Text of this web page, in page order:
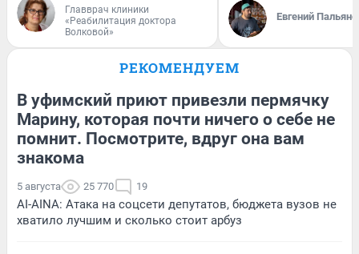
Главврач клиники
«Реабилитация доктора
Волковой»
Евгений
РЕКОМЕНДУЕМ
В уфимский приют привезли пермячку
Марину, которая почти ничего о себе не
помнит. Посмотрите, вдруг она вам
знакома
5 августа 25 770 19
AI-AINA: Атака на соцсети депутатов, бюджета вузов не
хватило лучшим и сколько стоит арбуз